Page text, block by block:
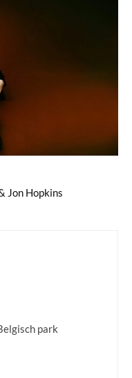
Jon Hopkins
park